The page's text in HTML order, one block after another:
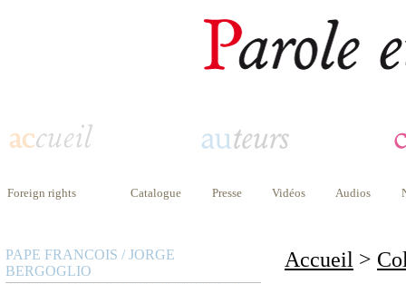
Foreign rights Catalogue Presse Vidéos Audios
PAPE FRANCOIS / JORGE
BERGOGLIO
Accueil >